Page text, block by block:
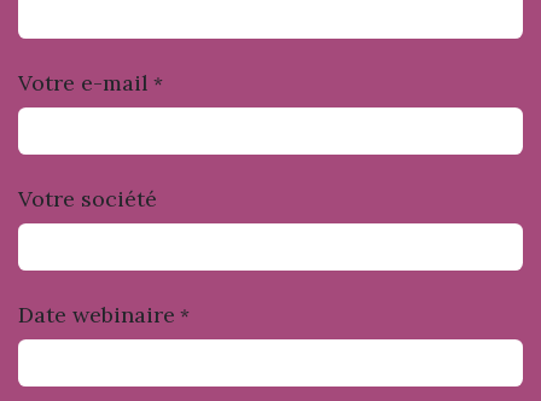
Votre e-mail *
Votre société
Date webinaire *